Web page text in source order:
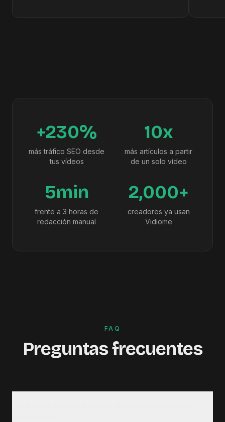
+230%
más tráfico SEO desde
tus vídeos
10x
más artículos a partir
de un solo vídeo
5min
frente a 3 horas de
redacción manual
2,000+
creadores ya usan
Vidiome
FAQ
Preguntas frecuentes